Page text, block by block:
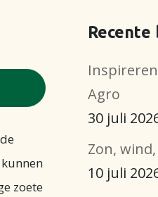
zoete
Agro
30 juli
Zon,
10 juli